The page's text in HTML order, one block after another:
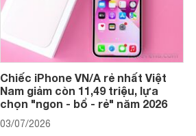
Chiếc iPhone VN/A rẻ nhất Việt
Nam giảm còn 11,49 triệu, lựa
chọn "ngon - bổ - rẻ" năm 2026
03/07/2026